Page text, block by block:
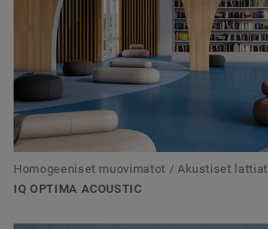
Homogeeniset muovimatot / Akustiset lattiat
IQ OPTIMA ACOUSTIC